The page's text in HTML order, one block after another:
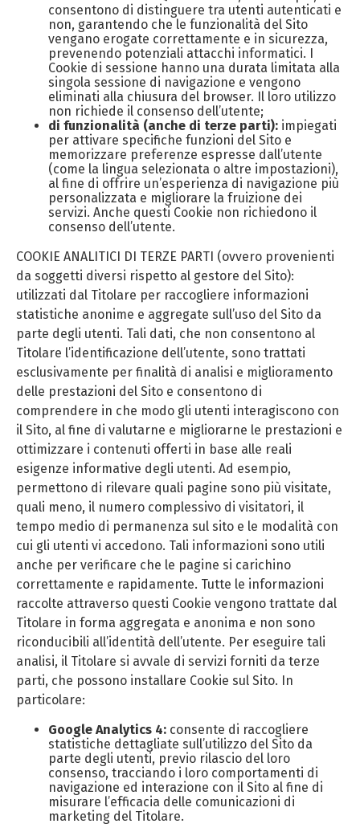
consentono di distinguere tra utenti autenticati e
non, garantendo che le funzionalità del Sito
vengano erogate correttamente e in sicurezza,
prevenendo potenziali attacchi informatici. I
Cookie di sessione hanno una durata limitata alla
singola sessione di navigazione e vengono
eliminati alla chiusura del browser. Il loro utilizzo
non richiede il consenso dell’utente;
di funzionalità (anche di terze parti): impiegati
per attivare specifiche funzioni del Sito e
memorizzare preferenze espresse dall’utente
(come la lingua selezionata o altre impostazioni),
al fine di offrire un’esperienza di navigazione più
personalizzata e migliorare la fruizione dei
servizi. Anche questi Cookie non richiedono il
consenso dell’utente.
COOKIE ANALITICI DI TERZE PARTI (ovvero provenienti
da soggetti diversi rispetto al gestore del Sito):
utilizzati dal Titolare per raccogliere informazioni
statistiche anonime e aggregate sull’uso del Sito da
parte degli utenti. Tali dati, che non consentono al
Titolare l’identificazione dell’utente, sono trattati
esclusivamente per finalità di analisi e miglioramento
delle prestazioni del Sito e consentono di
comprendere in che modo gli utenti interagiscono con
il Sito, al fine di valutarne e migliorarne le prestazioni e
ottimizzare i contenuti offerti in base alle reali
esigenze informative degli utenti. Ad esempio,
permettono di rilevare quali pagine sono più visitate,
quali meno, il numero complessivo di visitatori, il
tempo medio di permanenza sul sito e le modalità con
cui gli utenti vi accedono. Tali informazioni sono utili
anche per verificare che le pagine si carichino
correttamente e rapidamente. Tutte le informazioni
raccolte attraverso questi Cookie vengono trattate dal
Titolare in forma aggregata e anonima e non sono
riconducibili all’identità dell’utente. Per eseguire tali
analisi, il Titolare si avvale di servizi forniti da terze
parti, che possono installare Cookie sul Sito. In
particolare:
Google Analytics 4: consente di raccogliere
statistiche dettagliate sull’utilizzo del Sito da
parte degli utenti, previo rilascio del loro
consenso, tracciando i loro comportamenti di
navigazione ed interazione con il Sito al fine di
misurare l’efficacia delle comunicazioni di
marketing del Titolare.